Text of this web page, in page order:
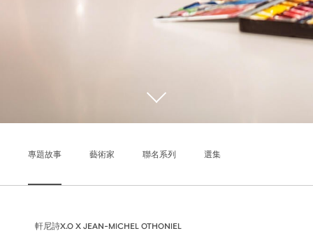
專題故事 藝術家 聯名系列 選集
軒尼詩X.O X JEAN-MICHEL OTHONIEL